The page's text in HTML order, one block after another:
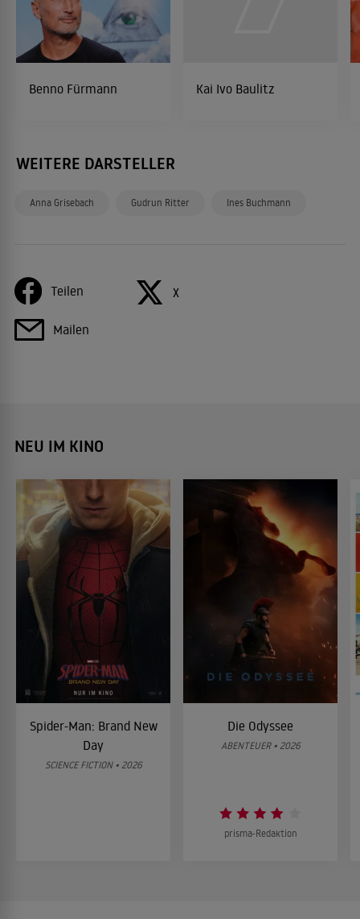
Benno Fürmann Kai Ivo Baulitz
WEITERE DARSTELLER
Anna Grisebach Gudrun Ritter Ines Buchmann
Teilen X
Mailen
NEU IM KINO
Spider-Man: Brand New
Day
SCIENCE FICTION • 2026
Die Odyssee
ABENTEUER • 2026
prisma-Redaktion